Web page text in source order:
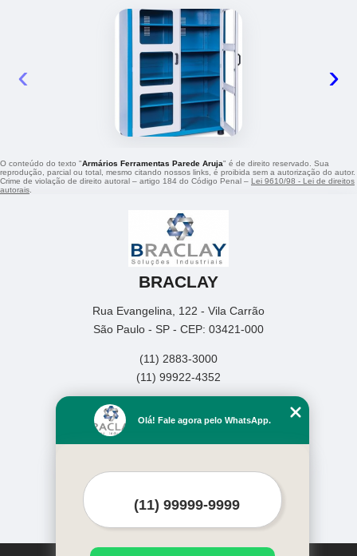
‹ ›
O conteúdo do texto "Armários Ferramentas Parede Aruja" é de direito reservado. Sua
reprodução, parcial ou total, mesmo citando nossos links, é proibida sem a autorização do autor.
Crime de violação de direito autoral – artigo 184 do Código Penal – Lei 9610/98 - Lei de direitos
autorais
BRACLAY
Rua Evangelina, 122 - Vila Carrão
São Paulo - SP - CEP: 03421-000
(11) 2883-3000
(11) 99922-4352
Empresa
Missão
Mapa do site
Olá! Fale agora pelo WhatsApp.